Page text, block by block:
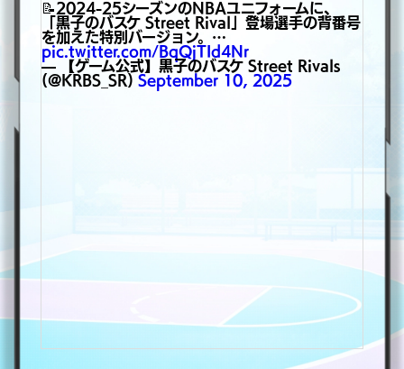
📝2024-25シーズンのNBAユニフォームに、
「黒子のバスケ Street Rival」登場選手の背番号
を加えた特別バージョン。…
pic.twitter.com/BqQjTId4Nr
— 【ゲーム公式】黒子のバスケ Street Rivals
(@KRBS_SR) September 10, 2025